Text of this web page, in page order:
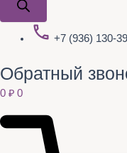
+7 (936) 130-
Обратный
0 ₽ 0